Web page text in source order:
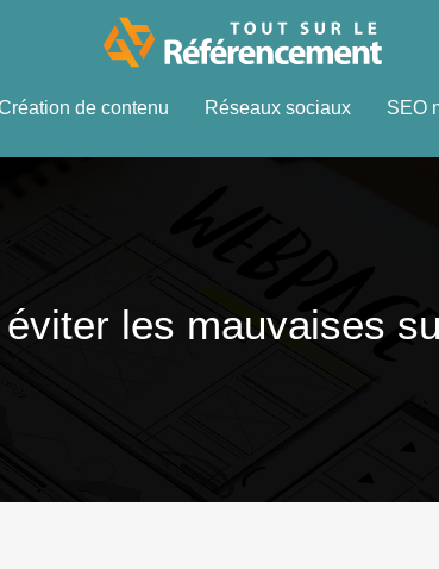
de contenu Réseaux sociaux SEO
les mauvaises